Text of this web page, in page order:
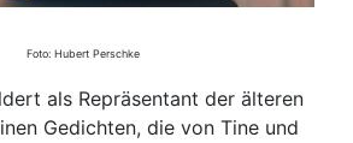
Foto: Hubert Perschke
als Repräsentant der älteren
Gedichten, die von Tine und